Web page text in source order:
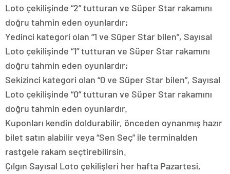
Loto çekilişinde “2” tutturan ve Süper Star rakamını
doğru tahmin eden oyunlardır;
Yedinci kategori olan “1 ve Süper Star bilen”, Sayısal
Loto çekilişinde “1” tutturan ve Süper Star rakamını
doğru tahmin eden oyunlardır;
Sekizinci kategori olan “0 ve Süper Star bilen”, Sayısal
Loto çekilişinde “0” tutturan ve Süper Star rakamını
doğru tahmin eden oyunlardır.
Kuponları kendin doldurabilir, önceden oynanmış hazır
bilet satın alabilir veya “Sen Seç” ile terminalden
rastgele rakam seçtirebilirsin.
Çılgın Sayısal Loto çekilişleri her hafta Pazartesi,